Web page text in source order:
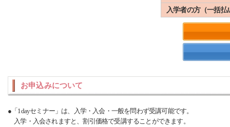
入学者の方（一括払
お申込みについて
●「1dayセミナー」は、入学・入会・一般を問わず受講可能です。
入学・入会されますと、割引価格で受講することができます。